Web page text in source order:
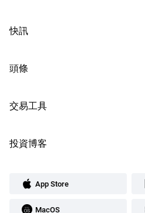
快訊
頭條
交易工具
投資博客
App Store
MacOS